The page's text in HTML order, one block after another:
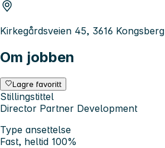
Kirkegårdsveien 45, 3616 Kongsberg
Om jobben
Lagre favoritt
Stillingstittel
Director Partner Development
Type ansettelse
Fast, heltid 100%